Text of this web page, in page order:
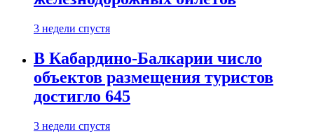
3 недели спустя
В Кабардино-Балкарии число
объектов размещения туристов
достигло 645
3 недели спустя